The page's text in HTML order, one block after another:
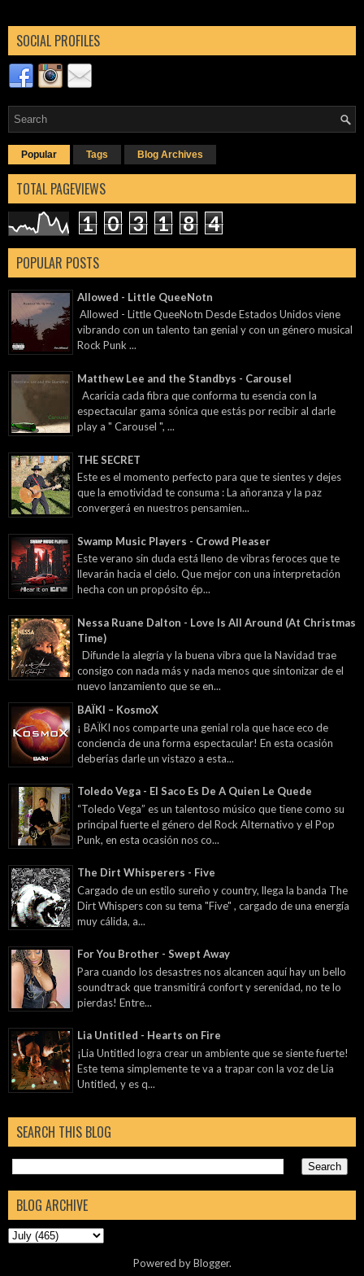
SOCIAL PROFILES
Popular Tags Blog Archives
TOTAL PAGEVIEWS
1 0 3 1 8 4
POPULAR POSTS
Allowed - Little QueeNotn
Allowed - Little QueeNotn Desde Estados Unidos viene
vibrando con un talento tan genial y con un género musical
Rock Punk ...
Matthew Lee and the Standbys - Carousel
Acaricia cada fibra que conforma tu esencia con la
espectacular gama sónica que estás por recibir al darle
play a " Carousel ", ...
THE SECRET
Este es el momento perfecto para que te sientes y dejes
que la emotividad te consuma : La añoranza y la paz
convergerá en nuestros pensamien...
Swamp Music Players - Crowd Pleaser
Este verano sin duda está lleno de vibras feroces que te
llevarán hacia el cielo. Que mejor con una interpretación
hecha con un propósito ép...
Nessa Ruane Dalton - Love Is All Around (At Christmas
Time)
Difunde la alegría y la buena vibra que la Navidad trae
consigo con nada más y nada menos que sintonizar de el
nuevo lanzamiento que se en...
BAÏKI – KosmoX
¡ BAÏKI nos comparte una genial rola que hace eco de
conciencia de una forma espectacular! En esta ocasión
deberías darle un vistazo a esta...
Toledo Vega - El Saco Es De A Quien Le Quede
“Toledo Vega” es un talentoso músico que tiene como su
principal fuerte el género del Rock Alternativo y el Pop
Punk, en esta ocasión nos co...
The Dirt Whisperers - Five
Cargado de un estilo sureño y country, llega la banda The
Dirt Whispers con su tema "Five" , cargado de una energía
muy cálida, a...
For You Brother - Swept Away
Para cuando los desastres nos alcancen aquí hay un bello
soundtrack que transmitirá confort y serenidad, no te lo
pierdas! Entre...
Lia Untitled - Hearts on Fire
¡Lia Untitled logra crear un ambiente que se siente fuerte!
Este tema simplemente te va a trapar con la voz de Lia
Untitled, y es q...
SEARCH THIS BLOG
BLOG ARCHIVE
Powered byBlogger.